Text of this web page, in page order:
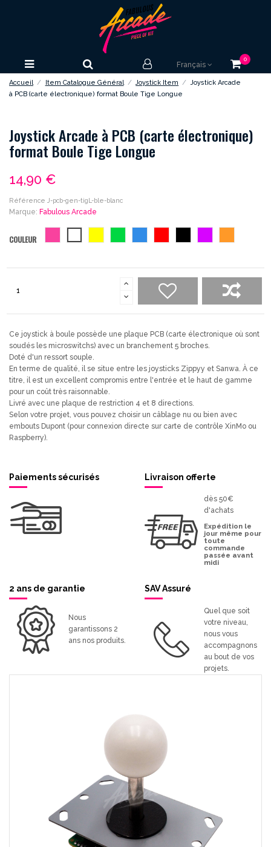
Français
0
Accueil Item Catalogue Général Joystick Item
Joystick Arcade
à PCB (carte électronique) format Boule Tige Longue
Joystick Arcade à PCB (carte électronique)
format Boule Tige Longue
14,90 €
Référence J-pcb-gen-tigL-ble-blanc
Marque: Fabulous Arcade
COULEUR
Ce joystick à boule possède une plaque PCB (carte électronique où sont
soudés les microswitchs) avec un branchement 5 broches.
Doté d'un ressort souple.
En terme de qualité, il se situe entre les joysticks Zippyy et Sanwa. À ce
titre, il est un excellent compromis entre l'entrée et le haut de gamme
pour un coût très raisonnable.
Livré avec une plaque de restriction 4 et 8 directions.
Selon votre projet, vous pouvez choisir un câblage nu ou bien avec
embouts Dupont (pour connexion directe sur carte de contrôle XinMo ou
Raspberry).
Paiements sécurisés Livraison offerte
dès 50€
d'achats
Expédition le
jour même pour
toute
commande
passée avant
midi
2 ans de garantie
Nous
garantissons 2
ans nos produits.
SAV Assuré
Quel que soit
votre niveau,
nous vous
accompagnons
au bout de vos
projets.